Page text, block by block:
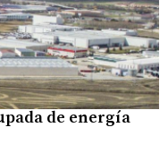
de energía